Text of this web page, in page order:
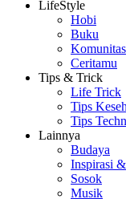
LifeStyle
Hobi
Buku
Komunitas
Ceritamu
Tips & Trick
Life Trick
Tips
Tips
Lainnya
Budaya
Inspirasi
Sosok
Musik